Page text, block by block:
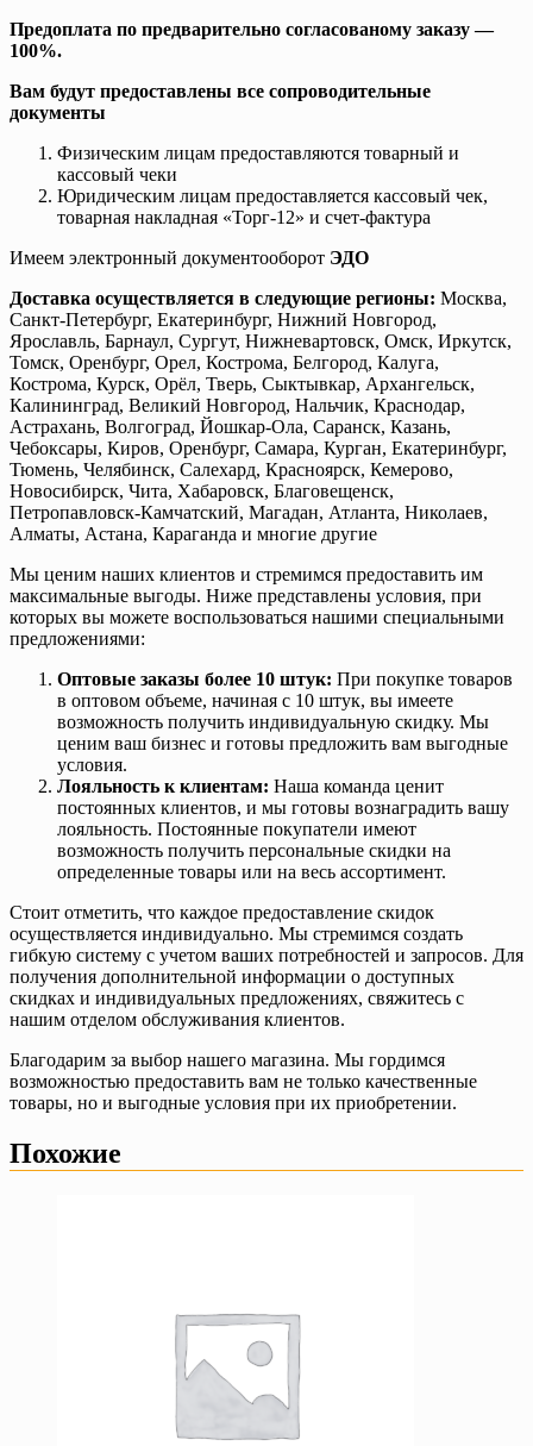
Предоплата по предварительно согласованому заказу —
100%.
Вам будут предоставлены все сопроводительные
документы
Физическим лицам предоставляются товарный и
кассовый чеки
Юридическим лицам предоставляется кассовый чек,
товарная накладная «Торг-12» и счет-фактура
Имеем электронный документооборот ЭДО
Доставка осуществляется в следующие регионы: Москва,
Санкт-Петербург, Екатеринбург, Нижний Новгород,
Ярославль, Барнаул, Сургут, Нижневартовск, Омск, Иркутск,
Томск, Оренбург, Орел, Кострома, Белгород, Калуга,
Кострома, Курск, Орёл, Тверь, Сыктывкар, Архангельск,
Калининград, Великий Новгород, Нальчик, Краснодар,
Астрахань, Волгоград, Йошкар-Ола, Саранск, Казань,
Чебоксары, Киров, Оренбург, Самара, Курган, Екатеринбург,
Тюмень, Челябинск, Салехард, Красноярск, Кемерово,
Новосибирск, Чита, Хабаровск, Благовещенск,
Петропавловск-Камчатский, Магадан, Атланта, Николаев,
Алматы, Астана, Караганда и многие другие
Мы ценим наших клиентов и стремимся предоставить им
максимальные выгоды. Ниже представлены условия, при
которых вы можете воспользоваться нашими специальными
предложениями:
Оптовые заказы более 10 штук: При покупке товаров
в оптовом объеме, начиная с 10 штук, вы имеете
возможность получить индивидуальную скидку. Мы
ценим ваш бизнес и готовы предложить вам выгодные
условия.
Лояльность к клиентам: Наша команда ценит
постоянных клиентов, и мы готовы вознаградить вашу
лояльность. Постоянные покупатели имеют
возможность получить персональные скидки на
определенные товары или на весь ассортимент.
Стоит отметить, что каждое предоставление скидок
осуществляется индивидуально. Мы стремимся создать
гибкую систему с учетом ваших потребностей и запросов. Для
получения дополнительной информации о доступных
скидках и индивидуальных предложениях, свяжитесь с
нашим отделом обслуживания клиентов.
Благодарим за выбор нашего магазина. Мы гордимся
возможностью предоставить вам не только качественные
товары, но и выгодные условия при их приобретении.
Похожие